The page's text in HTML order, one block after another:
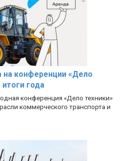
на конференции «Дело
года
конференция «Дело техники»
коммерческого транспорта и